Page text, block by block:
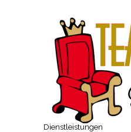
Dienstleistungen